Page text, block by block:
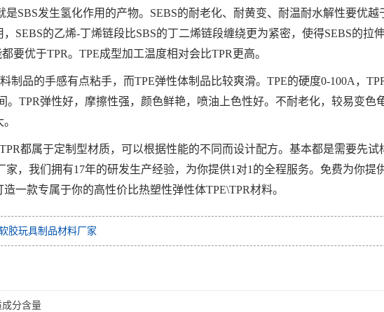
是SBS发生氢化作用的产物。SEBS的耐老化、耐黄变、耐温耐水解性要优
SEBS的乙烯-丁烯链段比SBS的丁二烯链段缠绕更为紧密，使得SEBS的拉
要优于TPR。TPE成型加工温度相对会比TPR更高。
制品的手感有点粘手，而TPE弹性体制品比较爽滑。TPE的硬度0-100A，
。TPR弹性好，摩擦性强，颜色鲜艳，喷油上色性好。不耐老化，较易变色
都属于定制型材质，可以根据性能的不同而设计配方。基本都是需要先
家，我们拥有17年的研发生产经验，为你提供1对1的全程服务。免费为你提
一款专属于你的高性价比热塑性弹性体TPE\TPR材料。
胶玩具制品材料厂家
成分含量